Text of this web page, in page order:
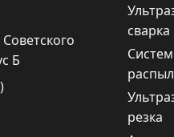
Б
сварка
резка